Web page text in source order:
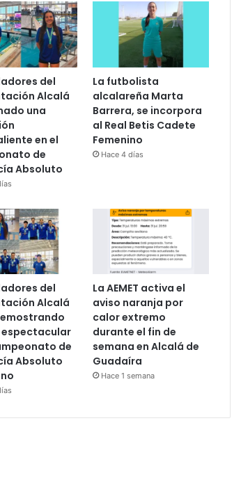
del
Alcalá
una
en el
de
Absoluto
La futbolista
alcalareña Marta
Barrera, se incorpora
al Real Betis Cadete
Femenino
Hace 4 días
del
Alcalá
espectacular
de
Absoluto
La AEMET activa el
aviso naranja por
calor extremo
durante el fin de
semana en Alcalá de
Guadaíra
Hace 1 semana